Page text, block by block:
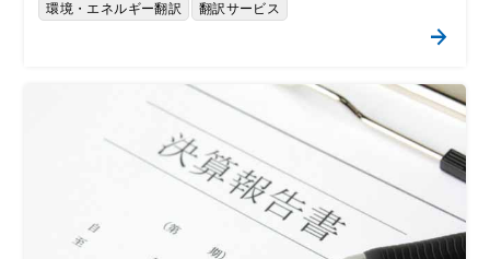
環境・エネルギー翻訳 翻訳サービス